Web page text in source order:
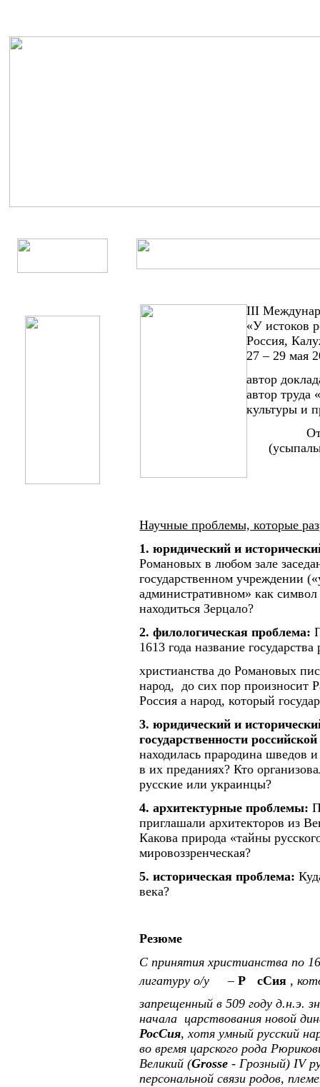
III
«У истоков
Россия,
27 – 29 мая
автор
автор труда
культуры и
Научные проблемы, которые
1. юридический и
Романовых в любом зале
государственном учреждении
административном» как
находиться Зерцало?
2. филологическая проблема:
1613 года название
христианства до Романовых
народ, до сих пор произносит
Россия а народ, который
3. юридический и
государственности
находилась прародина шведов
в их преданиях? Кто
русские или украинцы?
4. архитектурные проблемы:
приглашали архитекторов из
Какова природа «тайны
мировоззренческая?
5. историческая проблема:
века?
Резюме
С принятия христианства по
лигатуру о/у
–Р сСия ,
запрещенный в 509 году д.н.э.
начала царствования новой
РосСия, хотя умный русский
во время царского рода
Великий (Grosse - Грозный)IV
персональной связи родов,